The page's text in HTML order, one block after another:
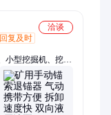
洽谈
回复及时
型挖掘机、挖掘
、电动打压机、
备、液压动力站、
马、全自动反冲洗
业料仓破拱器、空